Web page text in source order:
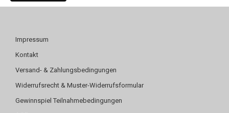
Impressum
Kontakt
Versand- & Zahlungsbedingungen
Widerrufsrecht & Muster-Widerrufsformular
Gewinnspiel Teilnahmebedingungen